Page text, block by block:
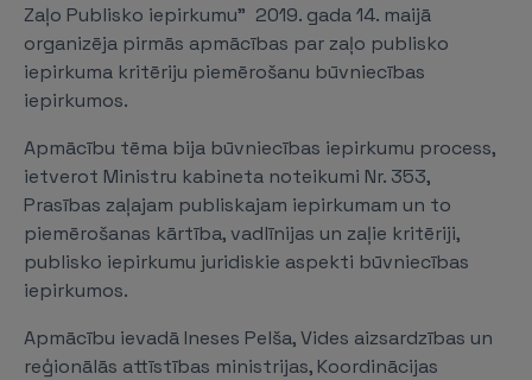
Zaļo Publisko iepirkumu” 2019. gada 14. maijā
organizēja pirmās apmācības par zaļo publisko
iepirkuma kritēriju piemērošanu būvniecības
iepirkumos.
Apmācību tēma bija būvniecības iepirkumu process,
ietverot Ministru kabineta noteikumi Nr. 353,
Prasības zaļajam publiskajam iepirkumam un to
piemērošanas kārtība, vadlīnijas un zaļie kritēriji,
publisko iepirkumu juridiskie aspekti būvniecības
iepirkumos.
Apmācību ievadā Ineses Pelša, Vides aizsardzības un
reģionālās attīstības ministrijas, Koordinācijas